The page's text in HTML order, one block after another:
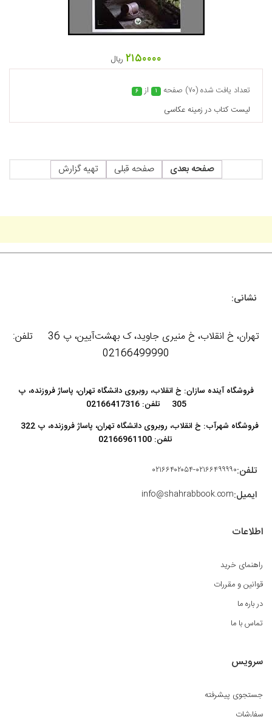
۲۱۵۰۰۰۰ ریال
تعداد يافت شده (۷۰) صفحه ۱ از ۶
ليست كتاب در زمينه عکاسی
صفحه بعدی صفحه قبلی تهیه گزارش
نشانی:
تهران، خ انقلاب، خ منیری جاوید، ک بهشت‌آیین، پ 36 تلفن:
02166499990
فروشگاه آینده سازان: خ انقلاب، روبروی دانشگاه تهران، پاساژ فروزنده، پ
305 تلفن: 02166417316
تلفن: 02166961100
تلفن:۰۲۱۶۶۴۰۲۰۵۴-۰۲۱۶۶۴۹۹۹۹۰
ایمیل:info@shahrabbook.com
اطلاعات
راهنمای خرید
قوانین و مقررات
در باره ما
تماس با ما
سرویس
جستجوی پیشرفته